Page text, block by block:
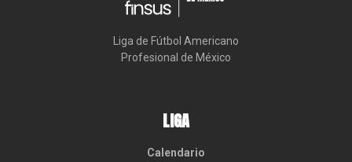
Liga de Fútbol Americano
Profesional de México
LIGA
Calendario